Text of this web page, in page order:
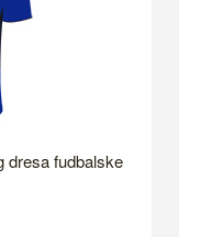
dresa fudbalske